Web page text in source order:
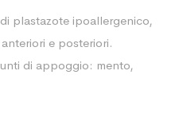
plastazote ipoallergenico,
e posteriori.
di appoggio: mento,